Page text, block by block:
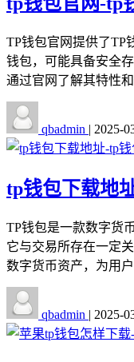
TP钱包官网提供了TP
钱包，可能具备安全
通过官网了解其特性
qbadmin | 2025-
tp钱包下载地
TP钱包是一款数字货
它与交易所存在一定
数字货币资产，为用
qbadmin | 2025-